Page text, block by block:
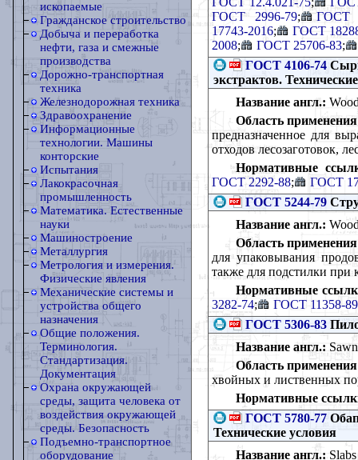
ископаемые
Гражданское строительство
Добыча и переработка
нефти, газа и смежные
производства
Дорожно-транспортная
техника
Железнодорожная техника
Здравоохранение
Информационные
технологии. Машины
конторские
Испытания
Лакокрасочная
промышленность
Математика. Естественные
науки
Машиностроение
Металлургия
Метрология и измерения.
Физические явления
Механические системы и
устройства общего
назначения
Общие положения.
Терминология.
Стандартизация.
Документация
Охрана окружающей
среды, защита человека от
воздействия окружающей
среды. Безопасность
Подъемно-транспортное
оборудование
ГОСТ 2996-79;
ГОСТ
17743-2016;
ГОСТ
2008; ГОСТ 25706-83;
ГОСТ 4106-74
экстрактов.
Название англ.:
Область
предназначенное для
отходов лесозаготовок,
Нормативные
ГОСТ 2292-88;
ГОСТ
ГОСТ 5244-79
Название англ.:
Область
для упаковывания
также для подстилки
Нормативные
3282-74;
ГОСТ 11358-89
ГОСТ 5306-83
Название англ.:
Область
хвойных и лиственных
Нормативные
ГОСТ 5780-77
Технические условия
Название англ.: